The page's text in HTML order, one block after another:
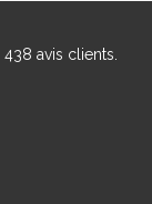
438 avis clients.